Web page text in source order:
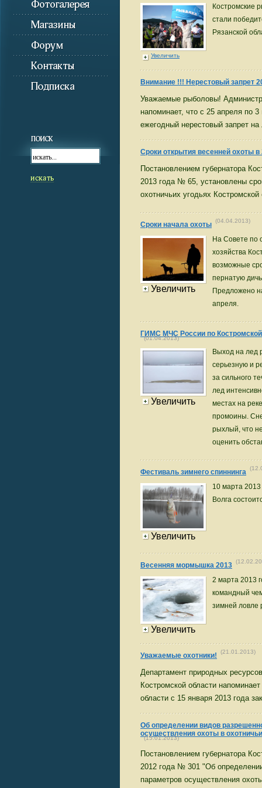
Увеличить
Костромские
стали
Рязанской
Внимание !!! Нерестовый запрет
Уважаемые рыболовы!
напоминает, что с 25 апреля по
ежегодный нерестовый запрет
Cроки открытия весенней охоты в
Постановлением губернатора
2013 года № 65, установлены
охотничьих угодьях Костромской
Сроки начала охоты (04.04.2013)
Увеличить
На Совете по
хозяйства
возможные
пернатую
Предложено
апреля.
ГИМС МЧС России по
(01.04.2013)
Увеличить
Выход на лед
серьезную и
за сильного
лед
местах на
промоины.
рыхлый, что
оценить
Фестиваль зимнего спиннинга
Увеличить
10 марта
Волга
Весенняя мормышка 2013
Увеличить
2 марта 2013
командный
зимней ловле
Уважаемые охотники! (21.01.2013)
Департамент природных
Костромской области
области с 15 января 2013 года
Об определении видов
осуществления охоты в
(15.01.2013)
Постановлением губернатора
2012 года № 301 "Об
параметров осуществления